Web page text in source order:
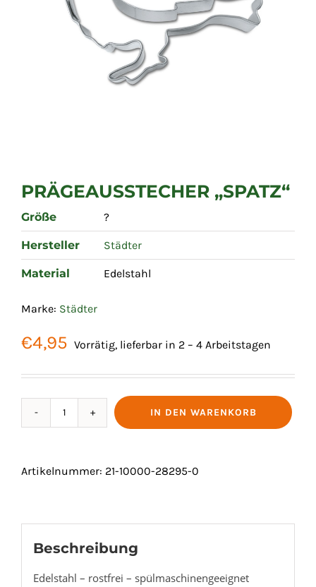
PRÄGEAUSSTECHER „SPATZ“
Größe ?
Hersteller Städter
Material Edelstahl
Marke: Städter
€4,95 Vorrätig, lieferbar in 2 – 4 Arbeitstagen
PRÄGEAUSSTECHER
IN DEN WARENKORB
Artikelnummer: 21-10000-28295-0
Beschreibung
Edelstahl – rostfrei – spülmaschinengeeignet